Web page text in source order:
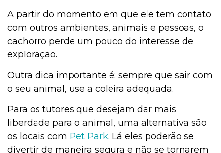
A partir do momento em que ele tem contato
com outros ambientes, animais e pessoas, o
cachorro perde um pouco do interesse de
exploração.
Outra dica importante é: sempre que sair com
o seu animal, use a coleira adequada.
Para os tutores que desejam dar mais
liberdade para o animal, uma alternativa são
os locais com Pet Park. Lá eles poderão se
divertir de maneira segura e não se tornarem